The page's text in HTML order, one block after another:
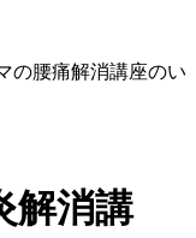
の腰痛解消講座のい
解消講